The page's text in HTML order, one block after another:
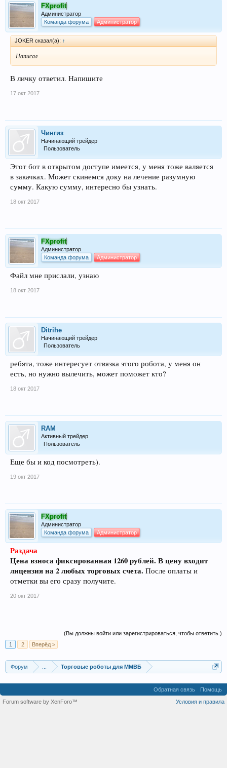
FXprofit
Администратор
Команда форума
Администратор
JOKER сказал(а): ↑
Написал
В личку ответил. Напишите
17 окт 2017
Чингиз
Начинающий трейдер
Пользователь
Этот бот в открытом доступе имеется, у меня тоже валяется
в закачках. Может скинемся доку на лечение разумную
сумму. Какую сумму, интересно бы узнать.
18 окт 2017
FXprofit
Администратор
Команда форума
Администратор
Файл мне прислали, узнаю
18 окт 2017
Ditrihe
Начинающий трейдер
Пользователь
ребята, тоже интересует отвязка этого робота, у меня он
есть, но нужно вылечить, может поможет кто?
18 окт 2017
RAM
Активный трейдер
Пользователь
Еще бы и код посмотреть).
19 окт 2017
FXprofit
Администратор
Команда форума
Администратор
Раздача
Цена взноса фиксированная 1260 рублей. В цену входит
лицензия на 2 любых торговых счета. После оплаты и
отметки вы его сразу получите.
20 окт 2017
(Вы должны войти или зарегистрироваться, чтобы ответить.)
1
2 Вперёд >
Форум Торговые роботы для ММВБ
Обратная связь
Помощь
Условия и правила
Forum software by XenForo™